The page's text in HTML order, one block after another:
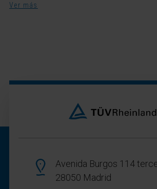
Ver más
Avenida Burgos 114
28050 Madrid